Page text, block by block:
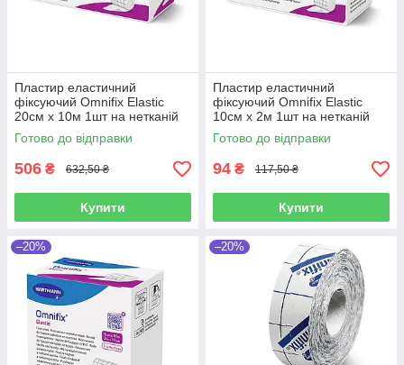
Пластир еластичний
фіксуючий Omnifix Elastic
20см х 10м 1шт на нетканій
основі
Готово до відправки
506 ₴ 632,50 ₴
Купити
Пластир еластичний
фіксуючий Omnifix Elastic
10см х 2м 1шт на нетканій
основі
Готово до відправки
94 ₴ 117,50 ₴
Купити
–20% –20%